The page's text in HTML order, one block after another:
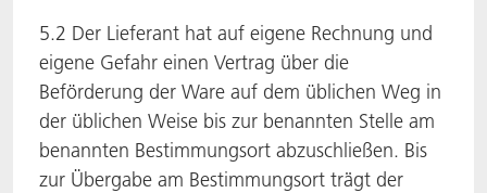
5.2 Der Lieferant hat auf eigene Rechnung und
eigene Gefahr einen Vertrag über die
Beförderung der Ware auf dem üblichen Weg in
der üblichen Weise bis zur benannten Stelle am
benannten Bestimmungsort abzuschließen. Bis
zur Übergabe am Bestimmungsort trägt der